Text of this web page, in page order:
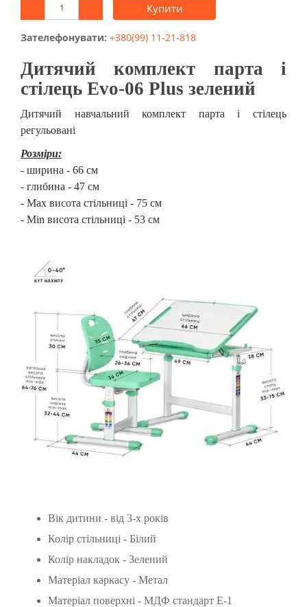
Купити
Зателефонувати: +380(99) 11-21-818
Дитячий комплект парта і
стілець Evo-06 Plus зелений
Дитячий навчальний комплект парта і стілець
регульовані
Розміри:
- ширина - 66 см
- глибина - 47 см
- Max висота стільниці - 75 см
- Min висота стільниці - 53 см
Вік дитини - від 3-х років
Колір стільниці - Білий
Колір накладок - Зелений
Матеріал каркасу - Метал
Матеріал поверхні - МДФ стандарт Е-1